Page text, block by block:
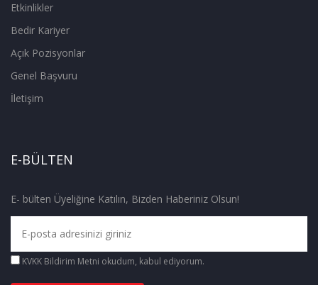
Etkinlikler
Bedir Kariyer
Açık Pozisyonlar
Genel Başvuru
İletişim
E-BÜLTEN
E- bülten Üyeliğine Katılın, Bizden Haberiniz Olsun!
KVKK Bildirim Metni okudum, kabul ediyorum.